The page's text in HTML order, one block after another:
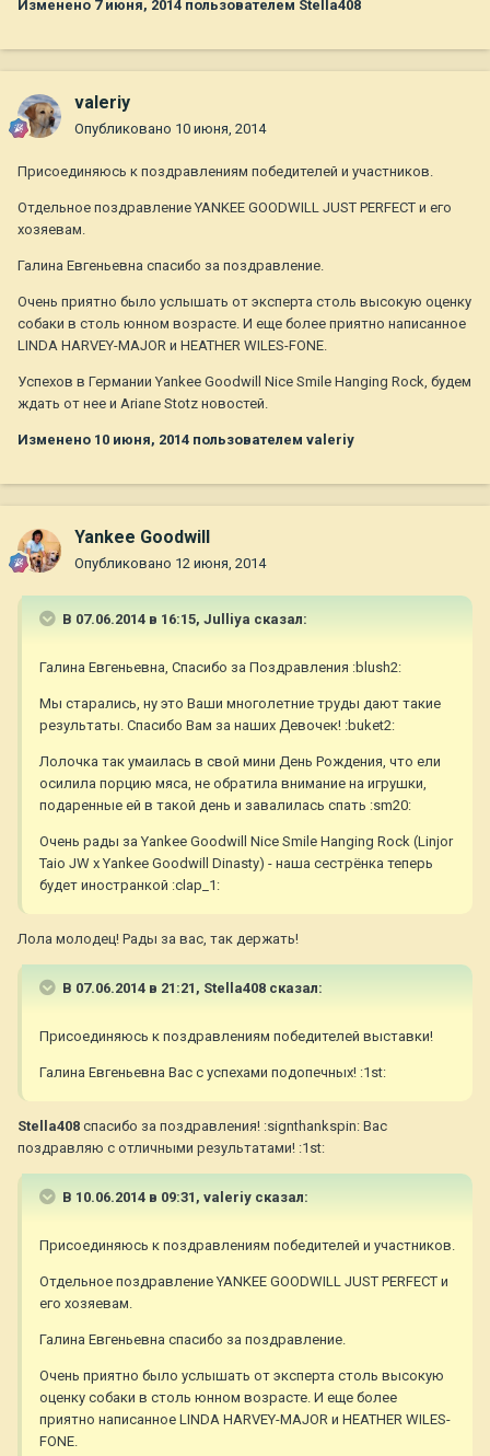
Изменено 7 июня, 2014 пользователем Stella408
valeriy
Опубликовано 10 июня, 2014
Присоединяюсь к поздравлениям победителей и участников.
Отдельное поздравление YANKEE GOODWILL JUST PERFECT и его
хозяевам.
Галина Евгеньевна спасибо за поздравление.
Очень приятно было услышать от эксперта столь высокую оценку
собаки в столь юнном возрасте. И еще более приятно написанное
LINDA HARVEY-MAJOR и HEATHER WILES-FONE.
Успехов в Германии Yankee Goodwill Nice Smile Hanging Rock, будем
ждать от нее и Ariane Stotz новостей.
Изменено 10 июня, 2014 пользователем valeriy
Yankee Goodwill
Опубликовано 12 июня, 2014
В 07.06.2014 в 16:15, Julliya сказал:
Галина Евгеньевна, Спасибо за Поздравления :blush2:
Мы старались, ну это Ваши многолетние труды дают такие
результаты. Спасибо Вам за наших Девочек! :buket2:
Лолочка так умаилась в свой мини День Рождения, что ели
осилила порцию мяса, не обратила внимание на игрушки,
подаренные ей в такой день и завалилась спать :sm20:
Очень рады за Yankee Goodwill Nice Smile Hanging Rock (Linjor
Taio JW x Yankee Goodwill Dinasty) - наша сестрёнка теперь
будет иностранкой :clap_1:
Лола молодец! Рады за вас, так держать!
В 07.06.2014 в 21:21, Stella408 сказал:
Присоединяюсь к поздравлениям победителей выставки!
Галина Евгеньевна Вас с успехами подопечных! :1st:
Stella408 спасибо за поздравления! :signthankspin: Вас
поздравляю с отличными результатами! :1st:
В 10.06.2014 в 09:31, valeriy сказал:
Присоединяюсь к поздравлениям победителей и участников.
Отдельное поздравление YANKEE GOODWILL JUST PERFECT и
его хозяевам.
Галина Евгеньевна спасибо за поздравление.
Очень приятно было услышать от эксперта столь высокую
оценку собаки в столь юнном возрасте. И еще более
приятно написанное LINDA HARVEY-MAJOR и HEATHER WILES-
FONE.